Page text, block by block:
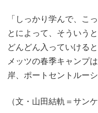
「しっかり学んで、こ
とによって、そういう
どんどん入っていけると
メッツの春季キャンプ
岸、ポートセントルー
（文・山田結軌＝サン